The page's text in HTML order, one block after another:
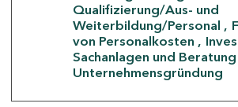
Qualifizierung/Aus- und
Weiterbildung/Personal
von Personalkosten
Sachanlagen und Beratung
Unternehmensgründung